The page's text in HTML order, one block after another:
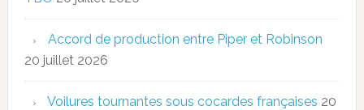
Accord de production entre Piper et Robinson
20 juillet 2026
Voilures tournantes sous cocardes françaises 20